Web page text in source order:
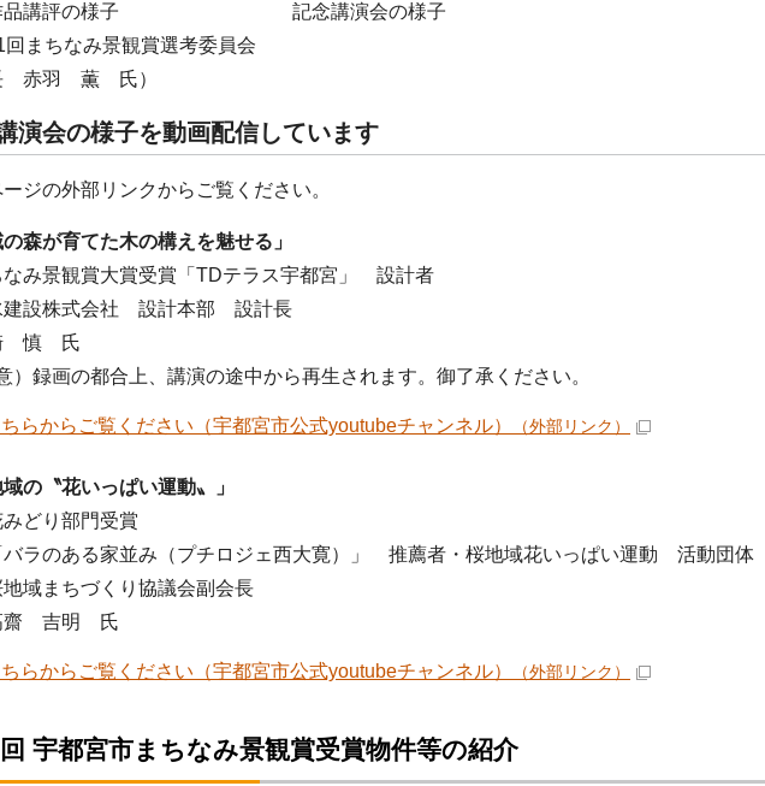
講評の様子
回まちなみ景観賞選考委員会
赤羽 薫 氏）
記念講演会の様子
演会の様子を動画配信しています
ージの外部リンクからご覧ください。
の森が育てた木の構えを魅せる」
み景観賞大賞受賞「TDテラス宇都宮」 設計者
設株式会社 設計本部 設計長
慎 氏
）録画の都合上、講演の途中から再生されます。御了承ください。
らからご覧ください（宇都宮市公式youtubeチャンネル） （外部リンク）
域の〝花いっぱい運動〟」
みどり部門受賞
のある家並み（プチロジェ西大寛）」 推薦者・桜地域花いっぱい運動 活動団体
まちづくり協議会副会長
吉明 氏
らからご覧ください（宇都宮市公式youtubeチャンネル） （外部リンク）
宇都宮市まちなみ景観賞受賞物件等の紹介